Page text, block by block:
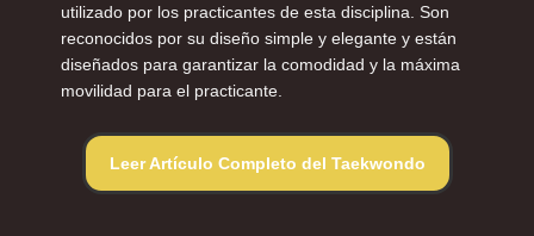
utilizado por los practicantes de esta disciplina. Son
reconocidos por su diseño simple y elegante y están
diseñados para garantizar la comodidad y la máxima
movilidad para el practicante.
Leer Artículo Completo del Taekwondo